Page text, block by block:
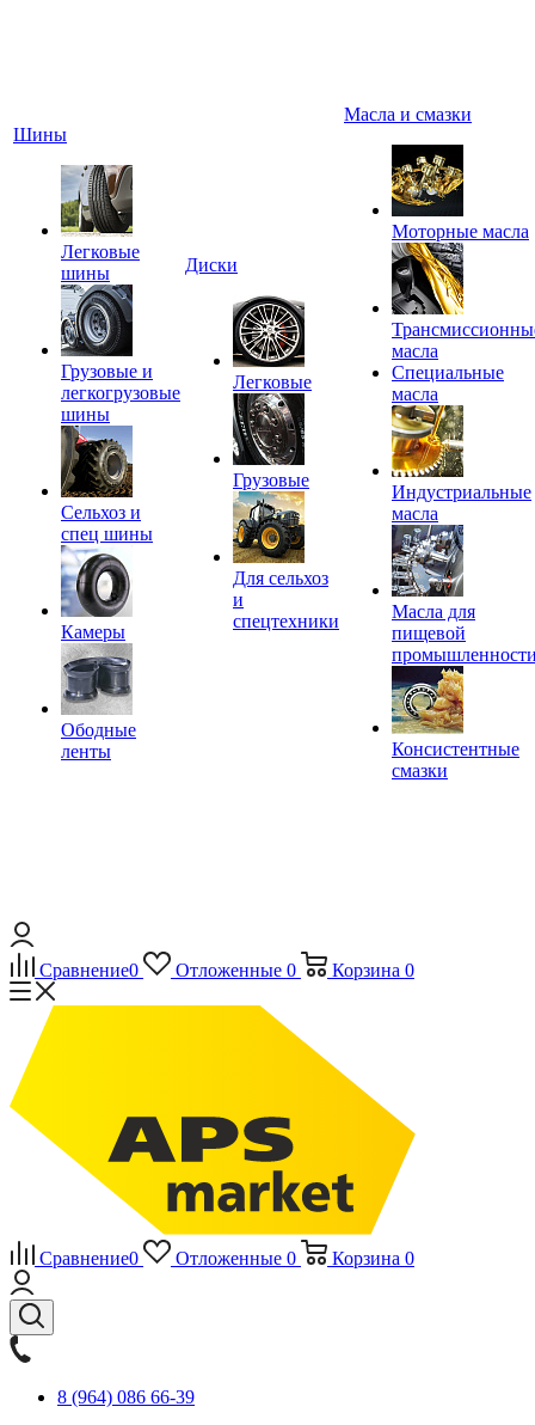
Шины
Легковые
шины
Грузовые и
легкогрузовые
шины
Сельхоз и
спец шины
Камеры
Ободные
ленты
Диски
Легковые
Грузовые
Для сельхоз
и
спецтехники
Масла и смазки
Моторные масла
масла
Специальные
масла
Индустриальные
масла
Масла для
пищевой
Консистентные
смазки
Сравнение0 Отложенные 0 Корзина 0
Сравнение0 Отложенные 0 Корзина 0
8 (964) 086 66-39